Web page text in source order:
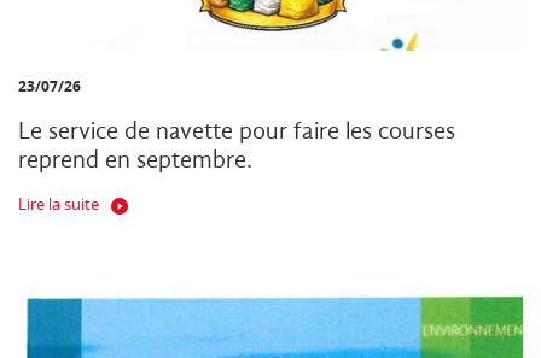
23/07/26
Le service de navette pour faire les courses
reprend en septembre.
Lire la suite